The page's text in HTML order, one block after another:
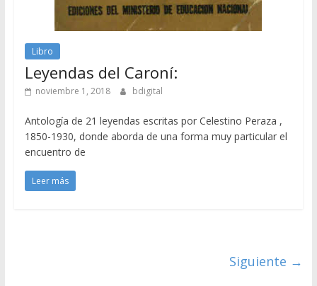
Libro
Leyendas del Caroní:
noviembre 1, 2018 bdigital
Antología de 21 leyendas escritas por Celestino Peraza ,
1850-1930, donde aborda de una forma muy particular el
encuentro de
Leer más
Siguiente →